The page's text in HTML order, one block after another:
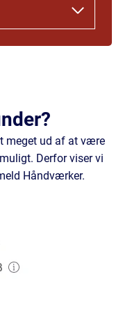
meget ud af at være
Derfor viser vi
Håndværker.